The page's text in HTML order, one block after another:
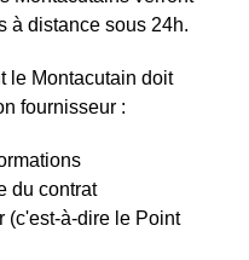
à distance sous 24h.
le Montacutain doit
fournisseur :
du contrat
(c'est-à-dire le Point